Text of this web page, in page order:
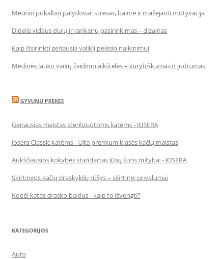
Metinio pokalbio palydovai: stresas, baimė ir mažėjanti motyvacija
Didelis vidaus durų ir rankenų pasirinkimas – dizainas
Kaip išsirinkti geriausią valiklį pelėsio naikinimui
Medinės lauko vaikų žaidimo aikštelės – kūrybiškumas ir judrumas
GYVUNU PREKES
Geriausias maistas sterilizuotoms katėms - JOSERA
Josera Classic katėms - Ulta premium klasės kačių maistas
Aukščiausios kokybės standartas Jūsų šuns mitybai - JOSERA
Skirtingos kačių draskyklių rūšys – skirtingi privalumai
Kodėl katės drasko baldus - kaip to išvengti?
KATEGORIJOS
Auto